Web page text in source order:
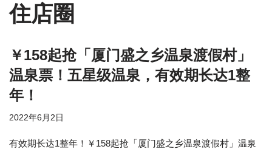
住店圈
￥158起抢「厦门盛之乡温泉渡假村」
温泉票！五星级温泉，有效期长达1整
年！
2022年6月2日
有效期长达1整年！￥158起抢「厦门盛之乡温泉渡假村」温泉